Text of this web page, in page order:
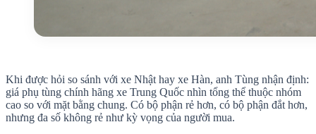
Khi được hỏi so sánh với xe Nhật hay xe Hàn, anh Tùng nhận định:
giá phụ tùng chính hãng xe Trung Quốc nhìn tổng thể thuộc nhóm
cao so với mặt bằng chung. Có bộ phận rẻ hơn, có bộ phận đắt hơn,
nhưng đa số không rẻ như kỳ vọng của người mua.